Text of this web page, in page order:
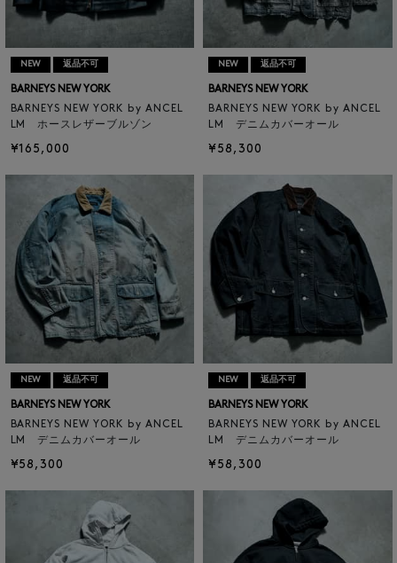
NEW 返品不可
BARNEYS NEW YORK
BARNEYS NEW YORK by ANCEL
LM ホースレザーブルゾン
¥165,000
NEW 返品不可
BARNEYS NEW YORK
BARNEYS NEW YORK by ANCEL
LM デニムカバーオール
¥58,300
NEW 返品不可
BARNEYS NEW YORK
BARNEYS NEW YORK by ANCEL
LM デニムカバーオール
¥58,300
NEW 返品不可
BARNEYS NEW YORK
BARNEYS NEW YORK by ANCEL
LM デニムカバーオール
¥58,300